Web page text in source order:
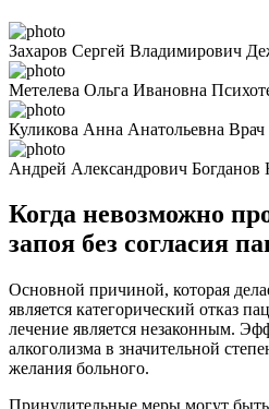
Захаров Сергей Владимирович
Метелева Ольга Ивановна
Куликова Анна Анатольевна Врач
Андрей Александрович Богданов
Когда невозможно
запоя без согласия
Основной причиной, которая
является категорический отказ
лечение является незаконным.
алкоголизма в значительной
желания больного.